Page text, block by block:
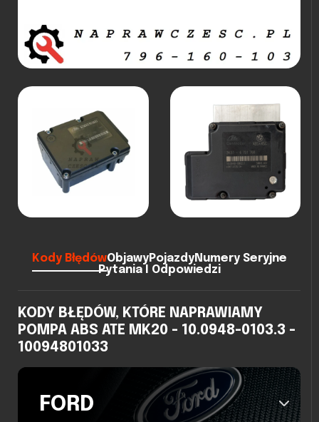
Kody BłędówObjawyPojazdyNumery Seryjne
Pytania I Odpowiedzi
KODY BŁĘDÓW, KTÓRE NAPRAWIAMY
POMPA ABS ATE MK20 - 10.0948-0103.3 -
10094801033
FORD